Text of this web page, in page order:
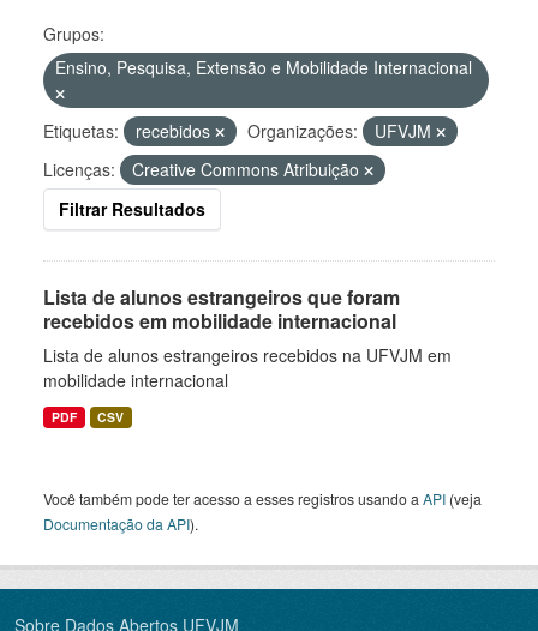
Grupos:
Ensino, Pesquisa, Extensão e Mobilidade Internacional
Etiquetas: recebidos Organizações:
UFVJM
Licenças:
Creative Commons Atribuição
Filtrar Resultados
Lista de alunos estrangeiros que foram
recebidos em mobilidade internacional
Lista de alunos estrangeiros recebidos na UFVJM em
mobilidade internacional
PDF CSV
Você também pode ter acesso a esses registros usando a API (veja
Documentação da API).
Sobre Dados Abertos UFVJM